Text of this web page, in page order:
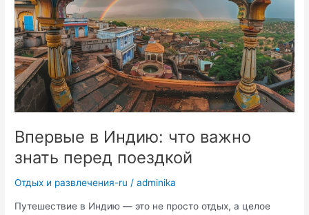
Впервые в Индию: что важно
знать перед поездкой
Отдых и развлечения-ru /adminika
Путешествие в Индию — это не просто отдых, а целое